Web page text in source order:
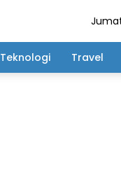
Teknologi Travel